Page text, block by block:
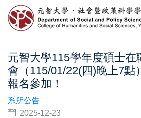
元智大學115學年度碩士在
會（115/01/22(四)晚上7點
報名參加！
系所公告
2025-12-23